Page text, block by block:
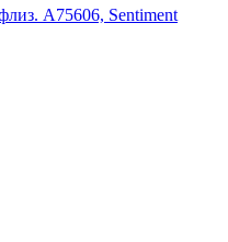
A75606, Sentiment